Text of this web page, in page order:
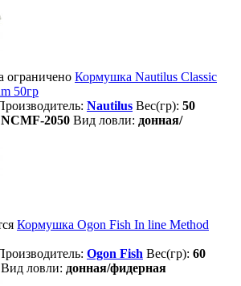
Кормушка Nautilus Classic
50гр
Nautilus Вес(гр): 50
NCMF-2050 Вид ловли: донная/
Кормушка Ogon Fish In line Method
Ogon Fish Вес(гр): 60
Вид ловли: донная/фидерная